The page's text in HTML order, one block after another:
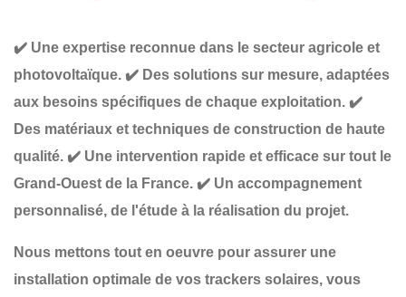
✔️ Une expertise reconnue dans le secteur agricole et
photovoltaïque. ✔️ Des solutions sur mesure, adaptées
aux besoins spécifiques de chaque exploitation. ✔️
Des matériaux et techniques de construction de haute
qualité. ✔️ Une intervention rapide et efficace sur tout le
Grand-Ouest de la France. ✔️ Un accompagnement
personnalisé, de l'étude à la réalisation du projet.
Nous mettons tout en oeuvre pour assurer une
installation optimale de vos trackers solaires, vous